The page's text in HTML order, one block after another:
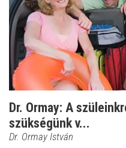
Dr. Ormay: A
szükségünk v...
Dr. Ormay István